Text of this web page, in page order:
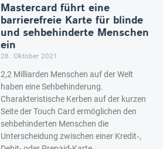
Mastercard führt eine
barrierefreie Karte für blinde
und sehbehinderte Menschen
ein
28. Oktober 2021
2,2 Milliarden Menschen auf der Welt
haben eine Sehbehinderung.
Charakteristische Kerben auf der kurzen
Seite der Touch Card ermöglichen den
sehbehinderten Menschen die
Unterscheidung zwischen einer Kredit‑,